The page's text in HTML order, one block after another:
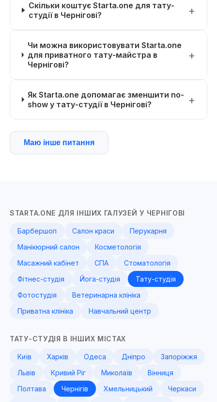
Скільки коштує Starta.one для тату-
студії в Чернігові?
Чи можна використовувати Starta.one
для приватного тату-майстра в
Чернігові?
Як Starta.one допомагає зменшити no-
show у тату-студії в Чернігові?
Маю інше питання
STARTA.ONE ДЛЯ ІНШИХ ГАЛУЗЕЙ У ЧЕРНІГОВІ
Барбершоп Салон краси
Перукарня
Манікюрний салон
Косметологія
Масажний кабінет
СПА
Стоматологія
Фітнес-студія
Йога-студія
Тату-студія
Фотостудія
Ветеринарна клініка
Приватна клініка
Навчальний центр
ТАТУ-СТУДІЯ В ІНШИХ МІСТАХ
Київ Харків Одеса Дніпро
Запоріжжя
Львів
Кривий Ріг Миколаїв
Вінниця
Полтава
Чернігів Хмельницький
Черкаси